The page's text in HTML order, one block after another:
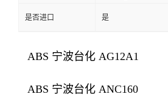
是否进口 是
ABS 宁波台化 AG12A1
ABS 宁波台化 ANC160